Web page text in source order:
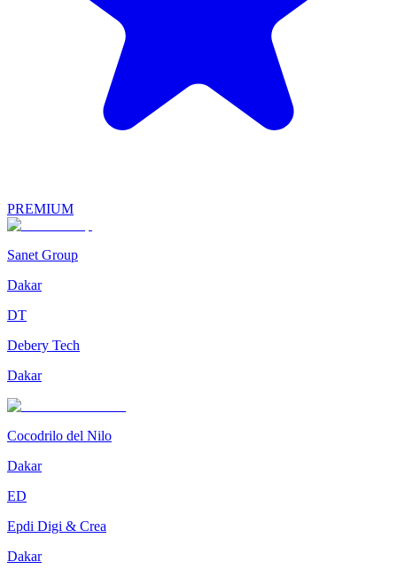
PREMIUM
Sanet Group
Dakar
DT
Debery Tech
Dakar
Cocodrilo del Nilo
Dakar
ED
Epdi Digi & Crea
Dakar